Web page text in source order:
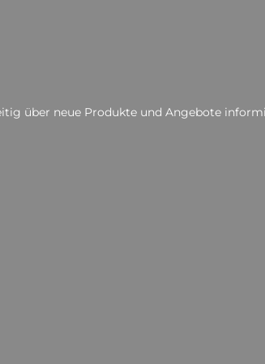
über neue Produkte und Angebote